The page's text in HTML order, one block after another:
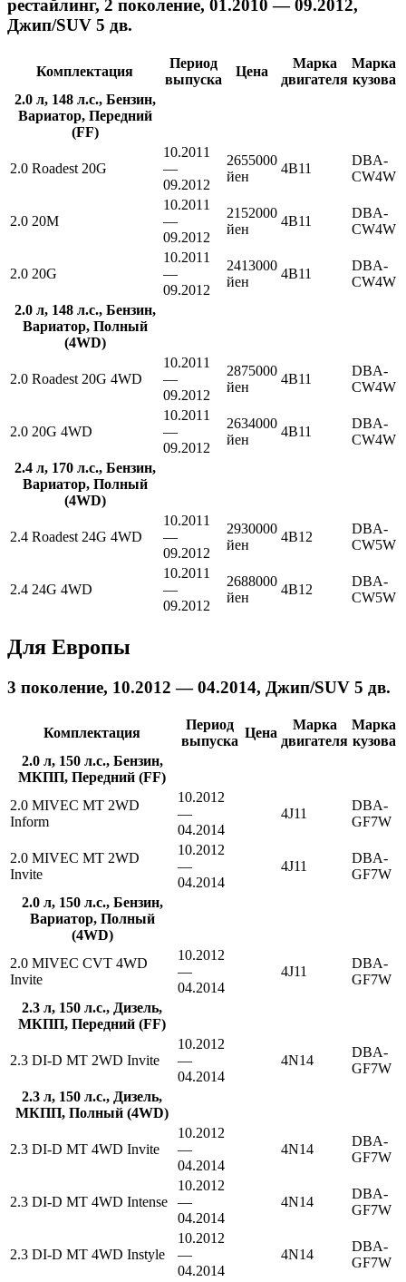
рестайлинг, 2 поколение, 01.2010 — 09.2012,
Джип/SUV 5 дв.
Комплектация
Период
выпуска
Цена
Марка
двигателя
Марка
кузова
2.0 л, 148 л.с., Бензин,
Вариатор, Передний
(FF)
2.0 Roadest 20G
10.2011
—
09.2012
2655000
йен
4B11
DBA-
CW4W
2.0 20M
10.2011
—
09.2012
2152000
йен
4B11
DBA-
CW4W
2.0 20G
10.2011
—
09.2012
2413000
йен
4B11
DBA-
CW4W
2.0 л, 148 л.с., Бензин,
Вариатор, Полный
(4WD)
2.0 Roadest 20G 4WD
10.2011
—
09.2012
2875000
йен
4B11
DBA-
CW4W
2.0 20G 4WD
10.2011
—
09.2012
2634000
йен
4B11
DBA-
CW4W
2.4 л, 170 л.с., Бензин,
Вариатор, Полный
(4WD)
2.4 Roadest 24G 4WD
10.2011
—
09.2012
2930000
йен
4B12
DBA-
CW5W
2.4 24G 4WD
10.2011
—
09.2012
2688000
йен
4B12
DBA-
CW5W
Для Европы
3 поколение, 10.2012 — 04.2014, Джип/SUV 5 дв.
Комплектация
Период
выпуска
Цена
Марка
двигателя
Марка
кузова
2.0 л, 150 л.с., Бензин,
МКПП, Передний (FF)
2.0 MIVEC MT 2WD
Inform
10.2012
—
04.2014
4J11
DBA-
GF7W
2.0 MIVEC MT 2WD
Invite
10.2012
—
04.2014
4J11
DBA-
GF7W
2.0 л, 150 л.с., Бензин,
Вариатор, Полный
(4WD)
2.0 MIVEC CVT 4WD
Invite
10.2012
—
04.2014
4J11
DBA-
GF7W
2.3 л, 150 л.с., Дизель,
МКПП, Передний (FF)
2.3 DI-D MT 2WD Invite
10.2012
—
04.2014
4N14
DBA-
GF7W
2.3 л, 150 л.с., Дизель,
МКПП, Полный (4WD)
2.3 DI-D MT 4WD Invite
10.2012
—
04.2014
4N14
DBA-
GF7W
2.3 DI-D MT 4WD Intense
10.2012
—
04.2014
4N14
DBA-
GF7W
2.3 DI-D MT 4WD Instyle
10.2012
—
04.2014
4N14
DBA-
GF7W